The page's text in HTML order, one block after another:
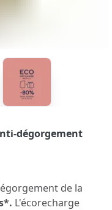
dégorgement
de la
L'écorecharge